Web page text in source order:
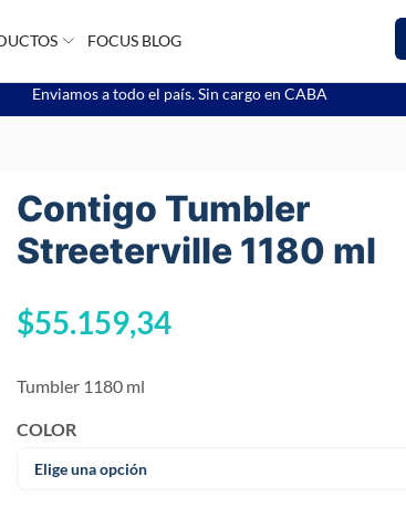
FOCUS BLOG
Enviamos a todo el país. Sin cargo en CABA
Contigo Tumbler
Streeterville 1180 ml
$55.159,34
Tumbler 1180 ml
COLOR